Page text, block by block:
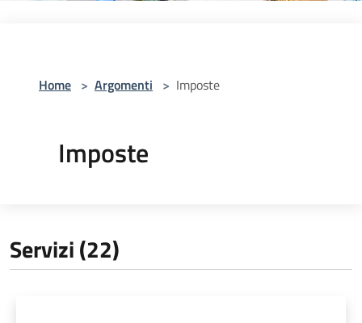
Home > Argomenti > Imposte
Imposte
Servizi (22)